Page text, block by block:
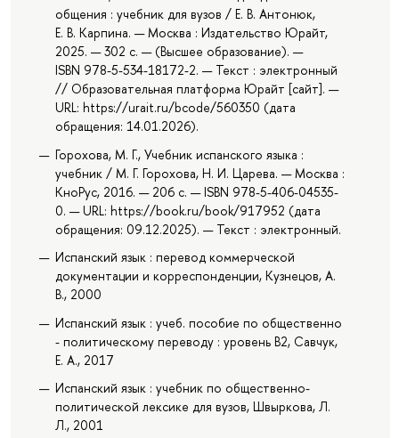
общения : учебник для вузов / Е. В. Антонюк,
Е. В. Карпина. — Москва : Издательство Юрайт,
2025. — 302 с. — (Высшее образование). —
ISBN 978-5-534-18172-2. — Текст : электронный
// Образовательная платформа Юрайт [сайт]. —
URL: https://urait.ru/bcode/560350 (дата
обращения: 14.01.2026).
Горохова, М. Г., Учебник испанского языка :
учебник / М. Г. Горохова, Н. И. Царева. — Москва :
КноРус, 2016. — 206 с. — ISBN 978-5-406-04535-
0. — URL: https://book.ru/book/917952 (дата
обращения: 09.12.2025). — Текст : электронный.
Испанский язык : перевод коммерческой
документации и корреспонденции, Кузнецов, А.
В., 2000
Испанский язык : учеб. пособие по общественно
- политическому переводу : уровень В2, Савчук,
Е. А., 2017
Испанский язык : учебник по общественно-
политической лексике для вузов, Швыркова, Л.
Л., 2001